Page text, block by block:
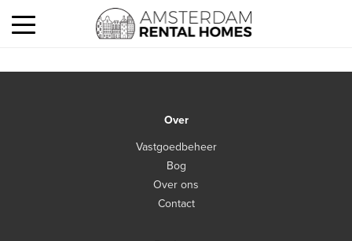
Over
Vastgoedbeheer
Bog
Over ons
Contact